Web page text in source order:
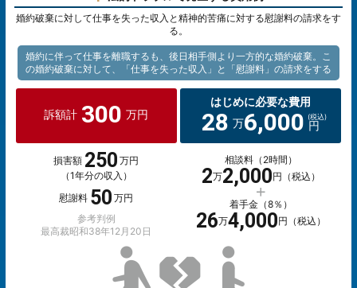
婚約破棄に対して仕事を失った収入と精神的苦痛に対する慰謝料の請求をす
る。
婚約に伴って仕事を離職するも、後日相手側より一方的な婚約破棄。こ
の婚約破棄に対して、「仕事を失った収入」と「慰謝料」の請求をする
訴額計 300 万円
損害額 250 万円
（1年分の収入）
慰謝料 50 万円
参考判例
最高裁昭和38年12月20日
はじめに必要な費用
28 万6,000 円
相談料（2時間）
2万2,000円（税込）
着手金（8％）
26万4,000円（税込）